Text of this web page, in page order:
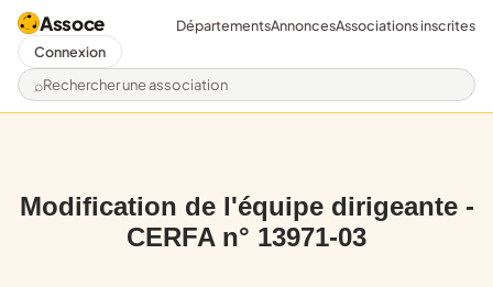
Assoce
Rechercher une association
DépartementsAnnoncesAssociations inscrites
Connexion
Modification de l'équipe dirigeante -
CERFA n° 13971-03